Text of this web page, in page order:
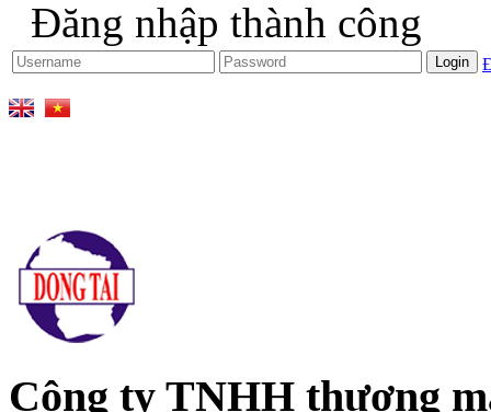
Đăng nhập thành công
Công ty TNHH thương